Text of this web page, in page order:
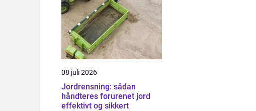
08 juli 2026
Jordrensning: sådan
håndteres forurenet jord
effektivt og sikkert